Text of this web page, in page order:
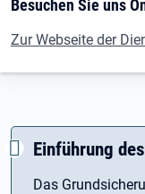
Besuchen Sie uns
Zur Webseite der
Einführung
Das